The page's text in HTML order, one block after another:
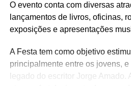
O evento conta com diversas
lançamentos de livros, oficinas,
exposições e apresentações
A Festa tem como objetivo
principalmente entre os jovens,
legado do escritor Jorge Amado.